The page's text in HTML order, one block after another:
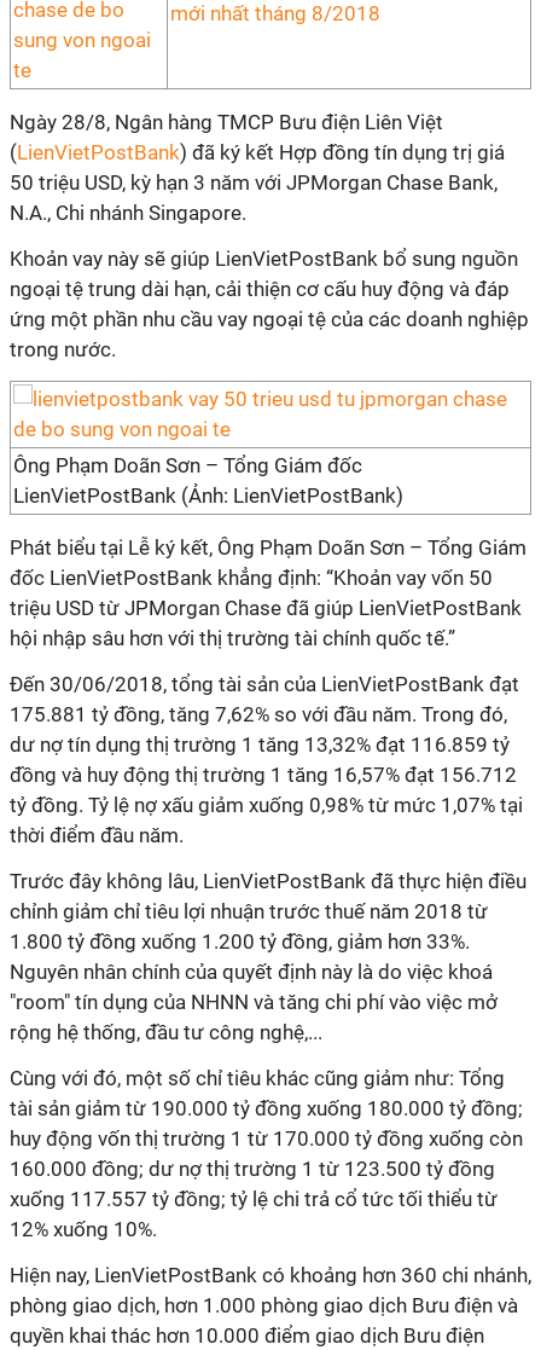
mới nhất tháng 8/2018
Ngày 28/8, Ngân hàng TMCP Bưu điện Liên Việt
(LienVietPostBank) đã ký kết Hợp đồng tín dụng trị giá
50 triệu USD, kỳ hạn 3 năm với JPMorgan Chase Bank,
N.A., Chi nhánh Singapore.
Khoản vay này sẽ giúp LienVietPostBank bổ sung nguồn
ngoại tệ trung dài hạn, cải thiện cơ cấu huy động và đáp
ứng một phần nhu cầu vay ngoại tệ của các doanh nghiệp
trong nước.
Ông Phạm Doãn Sơn – Tổng Giám đốc
LienVietPostBank (Ảnh: LienVietPostBank)
Phát biểu tại Lễ ký kết, Ông Phạm Doãn Sơn – Tổng Giám
đốc LienVietPostBank khẳng định: “Khoản vay vốn 50
triệu USD từ JPMorgan Chase đã giúp LienVietPostBank
hội nhập sâu hơn với thị trường tài chính quốc tế.”
Đến 30/06/2018, tổng tài sản của LienVietPostBank đạt
175.881 tỷ đồng, tăng 7,62% so với đầu năm. Trong đó,
dư nợ tín dụng thị trường 1 tăng 13,32% đạt 116.859 tỷ
đồng và huy động thị trường 1 tăng 16,57% đạt 156.712
tỷ đồng. Tỷ lệ nợ xấu giảm xuống 0,98% từ mức 1,07% tại
thời điểm đầu năm.
Trước đây không lâu, LienVietPostBank đã thực hiện điều
chỉnh giảm chỉ tiêu lợi nhuận trước thuế năm 2018 từ
1.800 tỷ đồng xuống 1.200 tỷ đồng, giảm hơn 33%.
Nguyên nhân chính của quyết định này là do việc khoá
"room" tín dụng của NHNN và tăng chi phí vào việc mở
rộng hệ thống, đầu tư công nghệ,...
Cùng với đó, một số chỉ tiêu khác cũng giảm như: Tổng
tài sản giảm từ 190.000 tỷ đồng xuống 180.000 tỷ đồng;
huy động vốn thị trường 1 từ 170.000 tỷ đồng xuống còn
160.000 đồng; dư nợ thị trường 1 từ 123.500 tỷ đồng
xuống 117.557 tỷ đồng; tỷ lệ chi trả cổ tức tối thiểu từ
12% xuống 10%.
Hiện nay, LienVietPostBank có khoảng hơn 360 chi nhánh,
phòng giao dịch, hơn 1.000 phòng giao dịch Bưu điện và
quyền khai thác hơn 10.000 điểm giao dịch Bưu điện